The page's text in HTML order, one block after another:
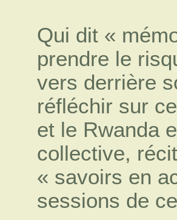
Qui dit «
prendre le
vers derrière
réfléchir sur
et le Rwanda
collective,
« savoirs en
sessions de